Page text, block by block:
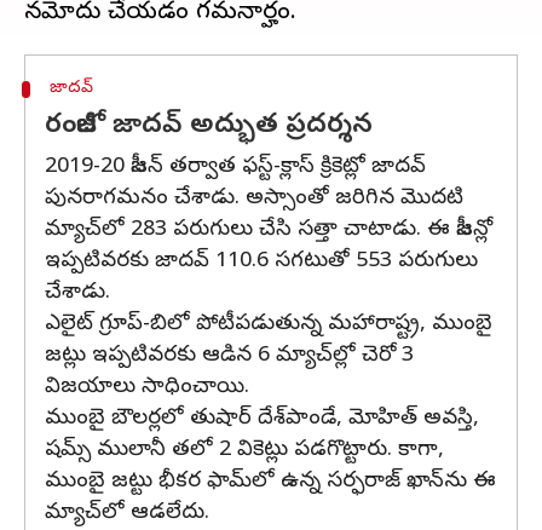
జాదవ్
రంజీలో జాదవ్ అద్భుత ప్రదర్శన
2019-20 సీజన్ తర్వాత ఫస్ట్-క్లాస్ క్రికెట్లో జాదవ్
పునరాగమనం చేశాడు. అస్సాంతో జరిగిన మొదటి
మ్యాచ్‌లో 283 పరుగులు చేసి సత్తా చాటాడు. ఈ సీజన్లో
ఇప్పటివరకు జాదవ్ 110.6 సగటుతో 553 పరుగులు
చేశాడు.
ఎలైట్‌ గ్రూప్‌-బిలో పోటీపడుతున్న మహారాష్ట్ర, ముంబై
జట్లు ఇప్పటివరకు ఆడిన 6 మ్యాచ్‌ల్లో చెరో 3
విజయాలు సాధించాయి.
ముంబై బౌలర్లలో తుషార్‌ దేశ్‌పాండే, మోహిత్‌ అవస్తి,
షమ్స్‌ ములానీ తలో 2 వికెట్లు పడగొట్టారు. కాగా,
ముంబై జట్టు భీకర ఫామ్‌లో ఉన్న సర్ఫరాజ్‌ ఖాన్‌ను ఈ
మ్యాచ్‌లో ఆడలేదు.